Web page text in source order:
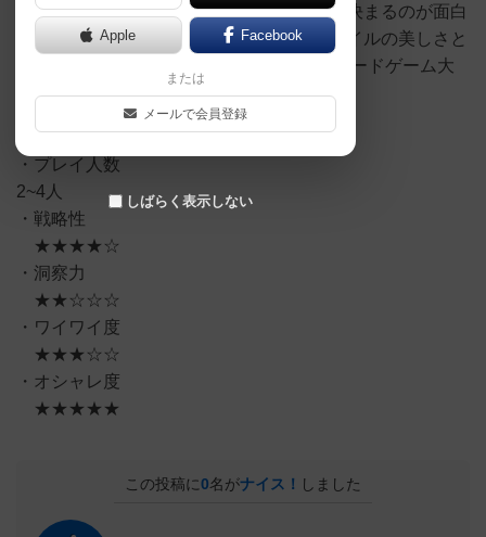
わけでもなく、並べ方のシナジーで勝敗が決まるのが面白
い。ゲームの面白さもさることながら、タイルの美しさと
触り心地が素晴らしい。【2018年ドイツボードゲーム大
賞受賞！】
・プレイ人数
2~4人
・戦略性
★★★★☆
・洞察力
★★☆☆☆
・ワイワイ度
★★★☆☆
・オシャレ度
★★★★★
この投稿に0名がナイス！ しました
Apple Facebook
または
メールで会員登録
しばらく表示しない